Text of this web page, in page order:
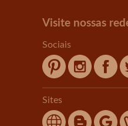
Visite nossas
Sociais
Sites